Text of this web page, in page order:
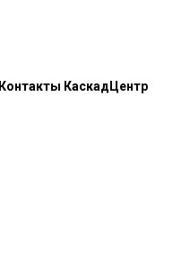
Контакты КаскадЦентр